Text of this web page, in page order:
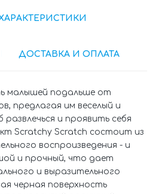
ДОСТАВКА И ОПЛАТА
малышей подальше от
предлагая им веселый и
развлечься и проявить себя
Scratchy Scratch состоит из
воспроизведения - и
и прочный, что дает
и выразительного
черная поверхность